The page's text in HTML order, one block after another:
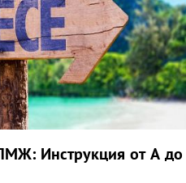
Инструкция от А до